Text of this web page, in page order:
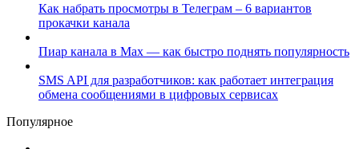
Как набрать просмотры в Телеграм – 6 вариантов
прокачки канала
Пиар канала в Max — как быстро поднять популярность
SMS API для разработчиков: как работает интеграция
обмена сообщениями в цифровых сервисах
Популярное